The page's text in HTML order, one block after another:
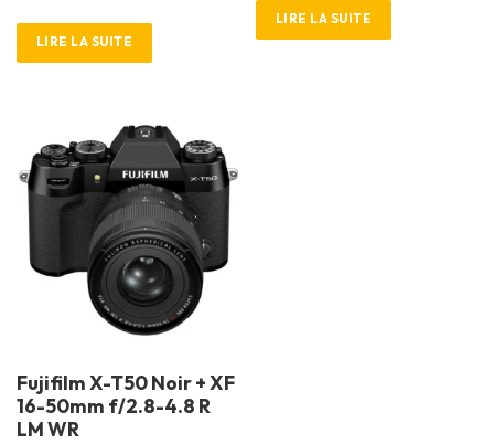
LIRE LA SUITE
LIRE LA SUITE
Fujifilm X-T50 Noir + XF
16-50mm f/2.8-4.8 R
LM WR